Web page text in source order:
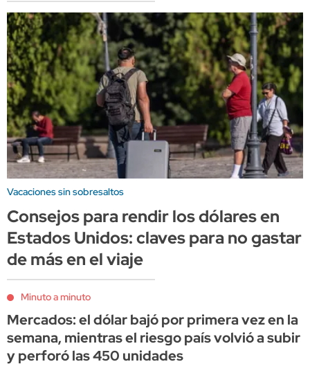
Vacaciones sin sobresaltos
Consejos para rendir los dólares en
Estados Unidos: claves para no gastar
de más en el viaje
Minuto a minuto
Mercados: el dólar bajó por primera vez en la
semana, mientras el riesgo país volvió a subir
y perforó las 450 unidades